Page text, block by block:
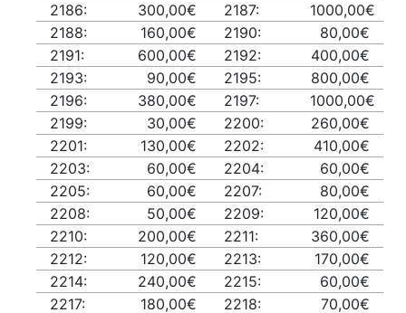
2186:
300,00€ 2187:
1000,00€
2188:
160,00€ 2190:
80,00€
2191:
600,00€ 2192:
400,00€
2193:
90,00€ 2195:
800,00€
2196:
380,00€ 2197:
1000,00€
2199:
30,00€ 2200:
260,00€
2201:
130,00€ 2202:
410,00€
2203:
60,00€ 2204:
60,00€
2205:
60,00€ 2207:
80,00€
2208:
50,00€ 2209:
120,00€
2210:
200,00€ 2211:
360,00€
2212:
120,00€ 2213:
170,00€
2214:
240,00€ 2215:
60,00€
2217:
180,00€ 2218: 70,00€